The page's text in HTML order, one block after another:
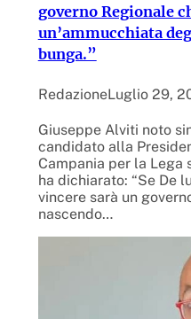
governo Regionale
un’ammucchiata
bunga.”
RedazioneLuglio 29,
Giuseppe Alviti noto
candidato alla
Campania per la Lega
ha dichiarato: “Se De
vincere sarà un
nascendo…